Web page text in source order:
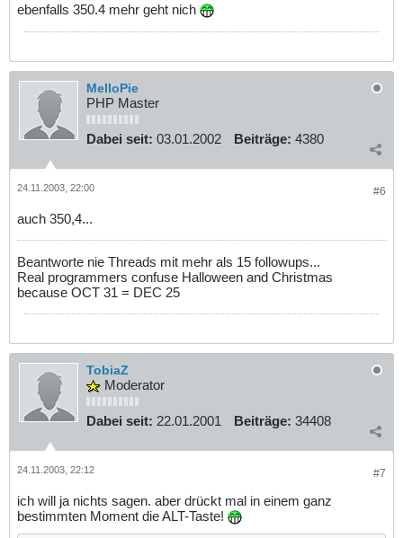
ebenfalls 350.4 mehr geht nich
MelloPie
PHP Master
Dabei seit: 03.01.2002 Beiträge: 4380
#6
24.11.2003, 22:00
auch 350,4...
Beantworte nie Threads mit mehr als 15 followups...
Real programmers confuse Halloween and Christmas
because OCT 31 = DEC 25
TobiaZ
Moderator
Dabei seit: 22.01.2001 Beiträge: 34408
#7
24.11.2003, 22:12
ich will ja nichts sagen. aber drückt mal in einem ganz
bestimmten Moment die ALT-Taste!